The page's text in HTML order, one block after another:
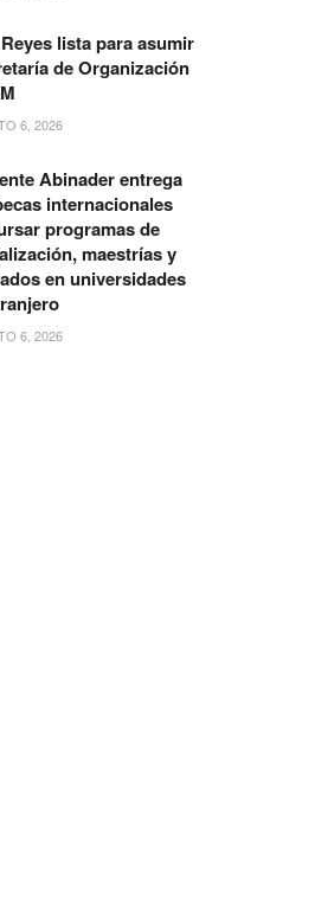
lista para asumir
de Organización
6, 2026
Abinader entrega
internacionales
programas de
maestrías y
en universidades
6, 2026